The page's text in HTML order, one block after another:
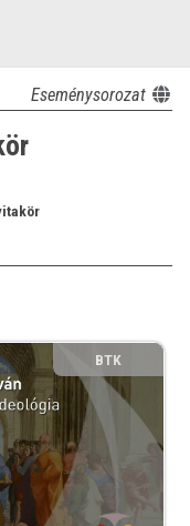
Eseménysorozat
BTK